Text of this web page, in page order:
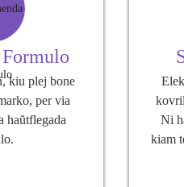
kiu plej bone
per via
haŭtflegada
Ni
kiam